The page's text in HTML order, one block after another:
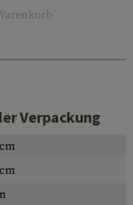
Verpackung